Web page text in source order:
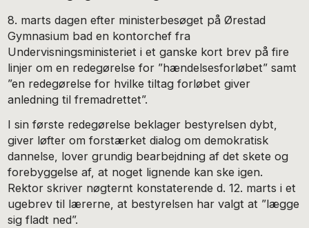
8. marts dagen efter ministerbesøget på Ørestad
Gymnasium bad en kontorchef fra
Undervisningsministeriet i et ganske kort brev på fire
linjer om en redegørelse for ”hændelsesforløbet” samt
”en redegørelse for hvilke tiltag forløbet giver
anledning til fremadrettet”.
I sin første redegørelse beklager bestyrelsen dybt,
giver løfter om forstærket dialog om demokratisk
dannelse, lover grundig bearbejdning af det skete og
forebyggelse af, at noget lignende kan ske igen.
Rektor skriver nøgternt konstaterende d. 12. marts i et
ugebrev til lærerne, at bestyrelsen har valgt at ”lægge
sig fladt ned”.